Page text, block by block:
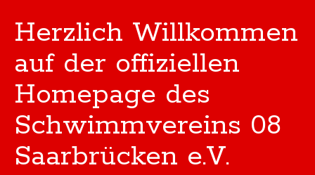
Herzlich Willkommen
auf der offiziellen
Homepage des
Schwimmvereins 08
Saarbrücken e.V.